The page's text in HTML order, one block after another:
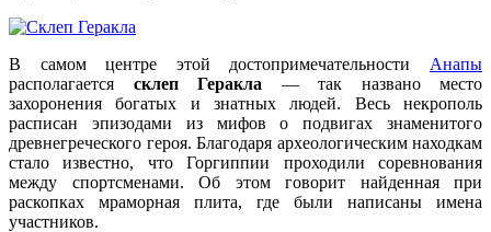
В самом центре этой достопримечательности Анапы
располагается склеп Геракла — так названо место
захоронения богатых и знатных людей. Весь некрополь
расписан эпизодами из мифов о подвигах знаменитого
древнегреческого героя. Благодаря археологическим находкам
стало известно, что Горгиппии проходили соревнования
между спортсменами. Об этом говорит найденная при
раскопках мраморная плита, где были написаны имена
участников.